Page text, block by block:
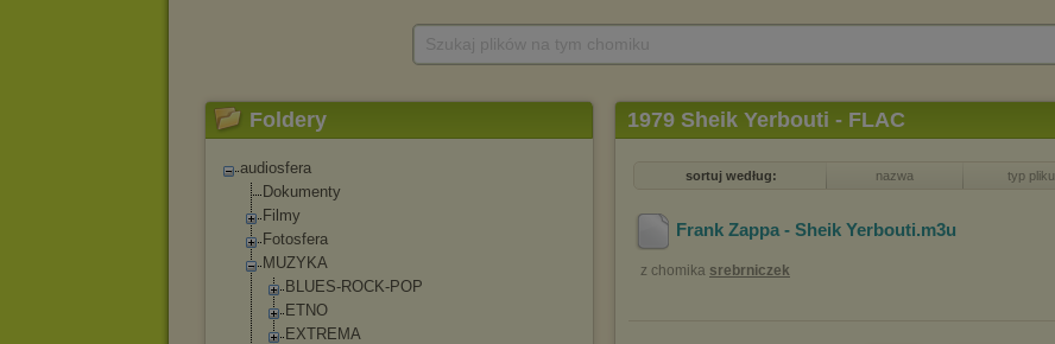
Foldery
audiosfera
Dokumenty
Filmy
Fotosfera
MUZYKA
BLUES-ROCK-POP
ETNO
EXTREMA
1979 Sheik Yerbouti - FLAC
sortuj według: nazwa typ pliku
Frank Zappa - Sheik Yerbouti.m3u
z chomika srebrniczek